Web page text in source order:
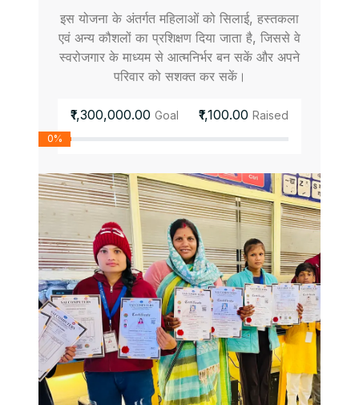
इस योजना के अंतर्गत महिलाओं को सिलाई, हस्तकला
एवं अन्य कौशलों का प्रशिक्षण दिया जाता है, जिससे वे
स्वरोजगार के माध्यम से आत्मनिर्भर बन सकें और अपने
परिवार को सशक्त कर सकें।
₹1,300,000.00 Goal ₹1,100.00 Raised
0%